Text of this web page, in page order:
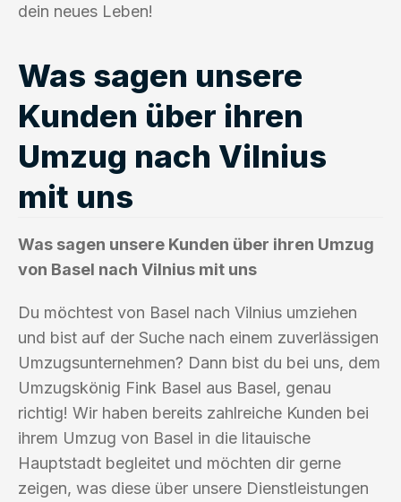
dein neues Leben!
Was sagen unsere
Kunden über ihren
Umzug nach Vilnius
mit uns
Was sagen unsere Kunden über ihren Umzug
von Basel nach Vilnius mit uns
Du möchtest von Basel nach Vilnius umziehen
und bist auf der Suche nach einem zuverlässigen
Umzugsunternehmen? Dann bist du bei uns, dem
Umzugskönig Fink Basel aus Basel, genau
richtig! Wir haben bereits zahlreiche Kunden bei
ihrem Umzug von Basel in die litauische
Hauptstadt begleitet und möchten dir gerne
zeigen, was diese über unsere Dienstleistungen